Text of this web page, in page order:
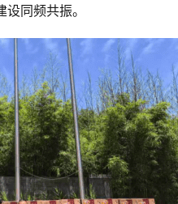
同频共振。